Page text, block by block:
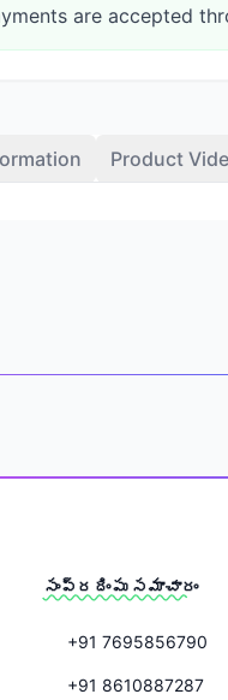
are accepted
Product
సంప్రదింపు సమాచారం
+91 7695856790
+91 8610887287